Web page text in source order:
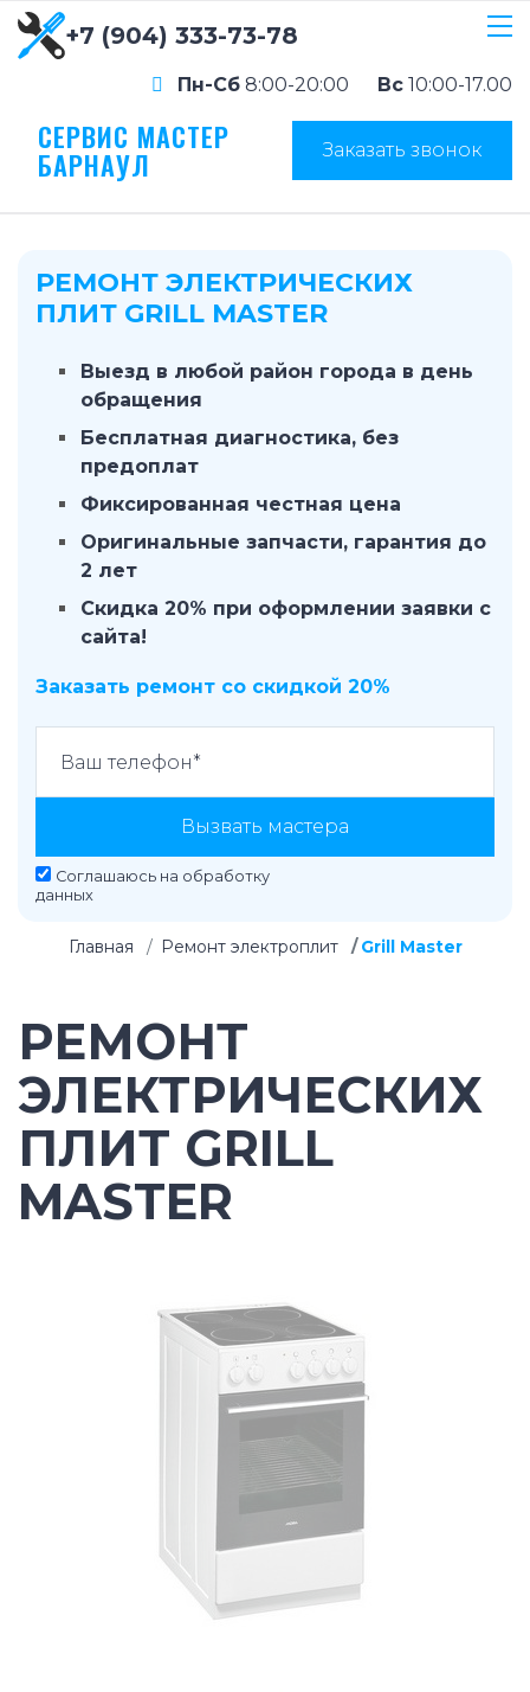
+7 (904) 333-73-78
Пн-Сб 8:00-20:00 Вс 10:00-17.00
СЕРВИС МАСТЕР
БАРНАУЛ Заказать звонок
РЕМОНТ ЭЛЕКТРИЧЕСКИХ
ПЛИТ GRILL MASTER
Выезд в любой район города в день
обращения
Бесплатная диагностика, без
предоплат
Фиксированная честная цена
Оригинальные запчасти, гарантия до
2 лет
Скидка 20% при оформлении заявки с
сайта!
Заказать ремонт со скидкой 20%
Вызвать мастера
Соглашаюсь на обработку
данных
Главная Ремонт электроплит Grill Master
РЕМОНТ
ЭЛЕКТРИЧЕСКИХ
ПЛИТ GRILL
MASTER